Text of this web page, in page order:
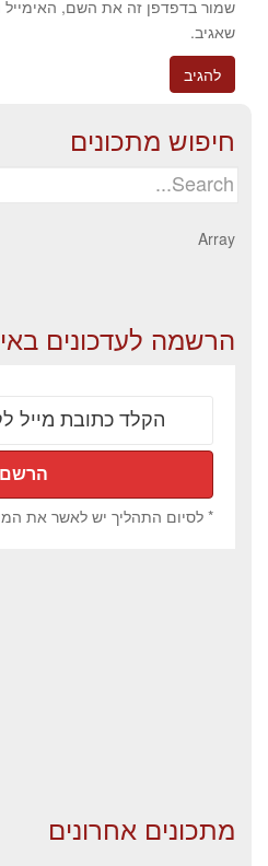
שמור בדפדפן זה את השם,
שאגיב.
חיפוש מתכונים
Search
Array
הרשמה לעדכונים
* לסיום התהליך יש לאשר את
מתכונים אחרונים